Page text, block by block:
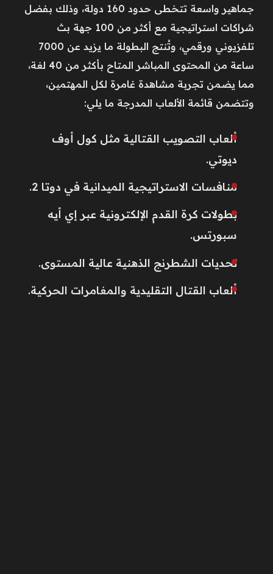
جماهير واسعة تتخطى حدود 160 دولة، وذلك بفضل
شراكات استراتيجية مع أكثر من 100 جهة بث
تلفزيوني ورقمي، وتُنتج البطولة ما يزيد عن 7000
ساعة من المحتوى المباشر المتاح بأكثر من 40 لغة،
مما يضمن تجربة مشاهدة غامرة لكل المهتمين،
وتتضمن قائمة الألعاب المدرجة ما يلي:
ألعاب التصويب القتالية مثل كول أوف
ديوتي.
منافسات الاستراتيجية الميدانية في دوتا 2.
بطولات كرة القدم الإلكترونية عبر إي أيه
سبورتس.
تحديات الشطرنج الذهنية عالية المستوى.
ألعاب القتال التقليدية والمغامرات الحركية.